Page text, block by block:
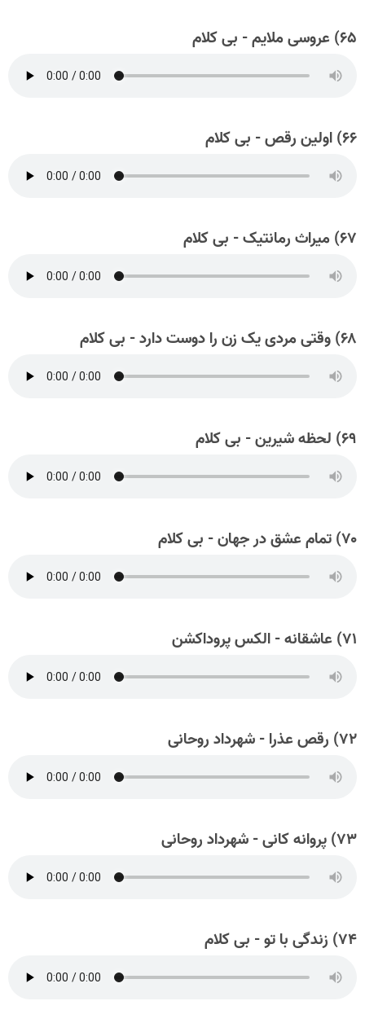
۶۵) عروسی ملایم - بی کلام
۶۶) اولین رقص - بی کلام
۶۷) میراث رمانتیک - بی کلام
۶۸) وقتی مردی یک زن را دوست دارد - بی کلام
۶۹) لحظه شیرین - بی کلام
۷۰) تمام عشق در جهان - بی کلام
۷۱) عاشقانه - الکس پروداکشن
۷۲) رقص عذرا - شهرداد روحانی
۷۳) پروانه کانی - شهرداد روحانی
۷۴) زندگی با تو - بی کلام